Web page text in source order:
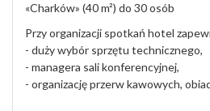
«Charków» (40 m²) do 30 osób
Przy organizacji spotkań hotel
- duży wybór sprzętu technicznego,
- managera sali konferencyjnej,
- organizację przerw kawowych,